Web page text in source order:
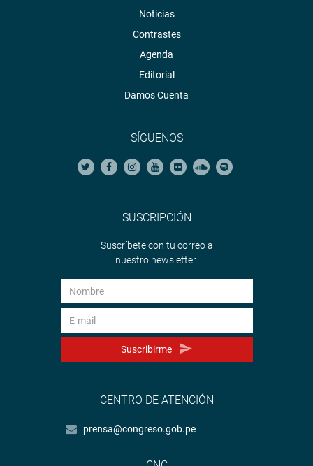
Noticias
Contrastes
Agenda
Editorial
Damos Cuenta
SÍGUENOS
SUSCRIPCIÓN
Suscríbete con tu correo a
nuestro newsletter.
Suscribirme
CENTRO DE ATENCIÓN
prensa@congreso.gob.pe